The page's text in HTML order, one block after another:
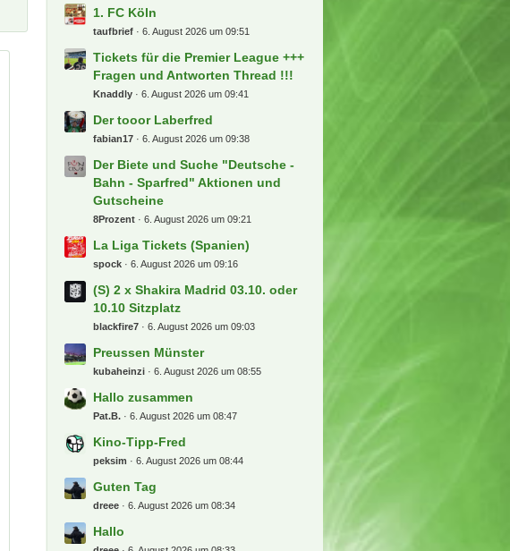
Letzte Beiträge
Fragen und Antworten Thread !!!
6. August 2026 um 09:41
Der tooor Laberfred
fabian17 6. August 2026 um 09:38
Der Biete und Suche "Deutsche -
Bahn - Sparfred" Aktionen und
Gutscheine